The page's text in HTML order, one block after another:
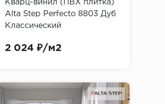
Кварц-винил (ПВХ плитка)
Alta Step Perfecto 8803 Дуб
Классический
2 024 ₽/м2